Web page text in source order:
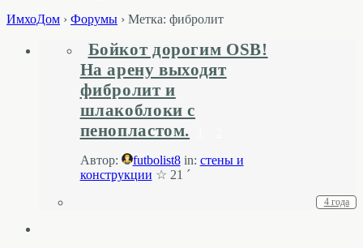
ИмхоДом › Форумы › Метка: фибролит
Бойкот дорогим OSB!
На арену выходят
фибролит и
шлакоблоки с
пенопластом.
Автор: futbolist8 in: стены и
конструкции ☆ 21 ´
4 года